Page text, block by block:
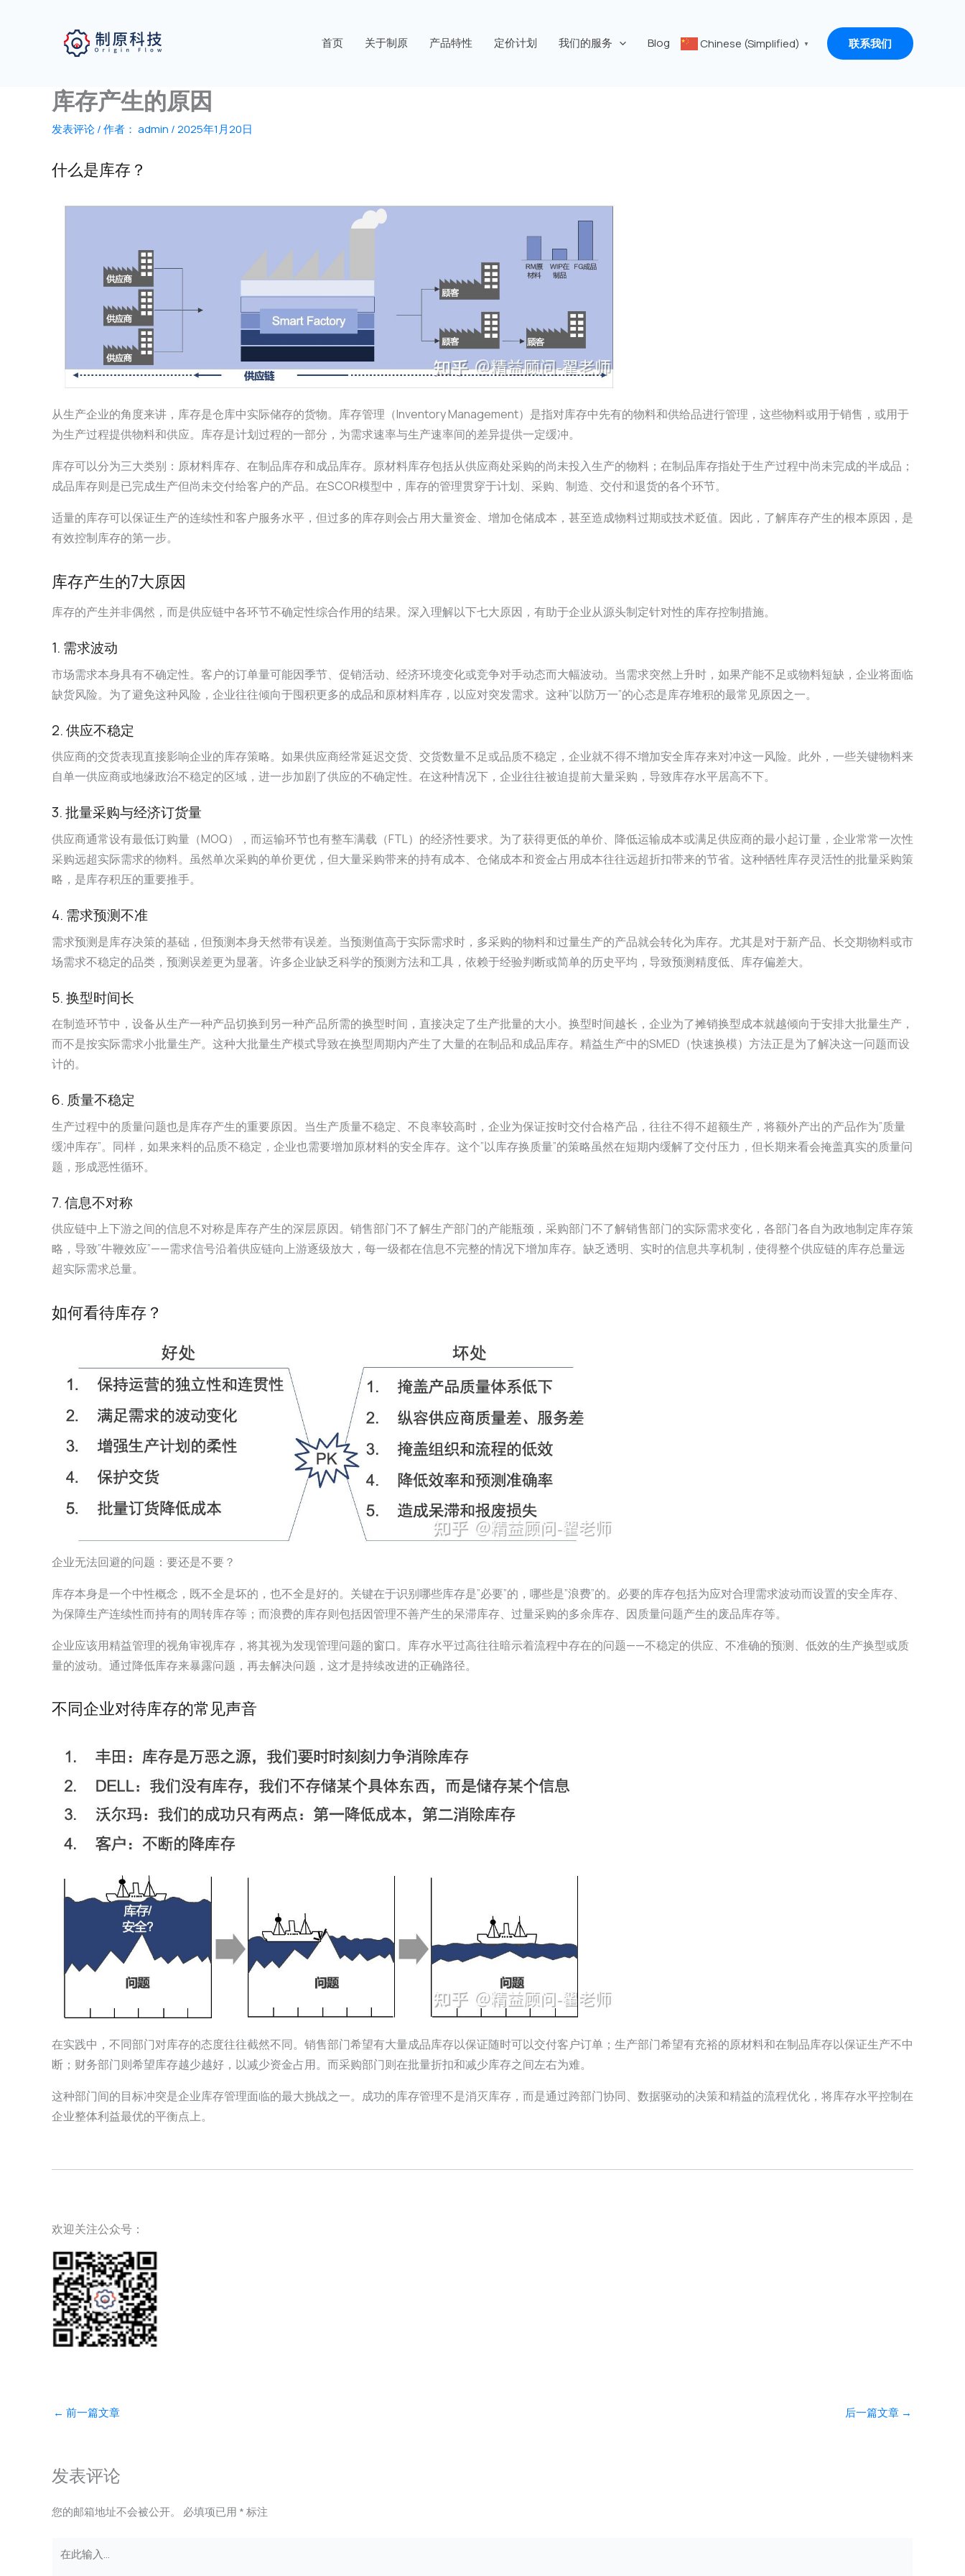
首页 关于制原 产品特性 定价计划 我们的服务 Blog Chinese (Simplified) ▼ 联系我们
库存产生的原因
发表评论/ 作者： admin /2025年1月20日
什么是库存？
从生产企业的角度来讲，库存是仓库中实际储存的货物。库存管理（Inventory Management）是指对库存中先有的物料和供给品进行管理，这些物料或用于销售，或用于
为生产过程提供物料和供应。库存是计划过程的一部分，为需求速率与生产速率间的差异提供一定缓冲。
库存可以分为三大类别：原材料库存、在制品库存和成品库存。原材料库存包括从供应商处采购的尚未投入生产的物料；在制品库存指处于生产过程中尚未完成的半成品；
成品库存则是已完成生产但尚未交付给客户的产品。在SCOR模型中，库存的管理贯穿于计划、采购、制造、交付和退货的各个环节。
适量的库存可以保证生产的连续性和客户服务水平，但过多的库存则会占用大量资金、增加仓储成本，甚至造成物料过期或技术贬值。因此，了解库存产生的根本原因，是
有效控制库存的第一步。
库存产生的7大原因
库存的产生并非偶然，而是供应链中各环节不确定性综合作用的结果。深入理解以下七大原因，有助于企业从源头制定针对性的库存控制措施。
1. 需求波动
市场需求本身具有不确定性。客户的订单量可能因季节、促销活动、经济环境变化或竞争对手动态而大幅波动。当需求突然上升时，如果产能不足或物料短缺，企业将面临
缺货风险。为了避免这种风险，企业往往倾向于囤积更多的成品和原材料库存，以应对突发需求。这种”以防万一”的心态是库存堆积的最常见原因之一。
2. 供应不稳定
供应商的交货表现直接影响企业的库存策略。如果供应商经常延迟交货、交货数量不足或品质不稳定，企业就不得不增加安全库存来对冲这一风险。此外，一些关键物料来
自单一供应商或地缘政治不稳定的区域，进一步加剧了供应的不确定性。在这种情况下，企业往往被迫提前大量采购，导致库存水平居高不下。
3. 批量采购与经济订货量
供应商通常设有最低订购量（MOQ），而运输环节也有整车满载（FTL）的经济性要求。为了获得更低的单价、降低运输成本或满足供应商的最小起订量，企业常常一次性
采购远超实际需求的物料。虽然单次采购的单价更优，但大量采购带来的持有成本、仓储成本和资金占用成本往往远超折扣带来的节省。这种牺牲库存灵活性的批量采购策
略，是库存积压的重要推手。
4. 需求预测不准
需求预测是库存决策的基础，但预测本身天然带有误差。当预测值高于实际需求时，多采购的物料和过量生产的产品就会转化为库存。尤其是对于新产品、长交期物料或市
场需求不稳定的品类，预测误差更为显著。许多企业缺乏科学的预测方法和工具，依赖于经验判断或简单的历史平均，导致预测精度低、库存偏差大。
5. 换型时间长
在制造环节中，设备从生产一种产品切换到另一种产品所需的换型时间，直接决定了生产批量的大小。换型时间越长，企业为了摊销换型成本就越倾向于安排大批量生产，
而不是按实际需求小批量生产。这种大批量生产模式导致在换型周期内产生了大量的在制品和成品库存。精益生产中的SMED（快速换模）方法正是为了解决这一问题而设
计的。
6. 质量不稳定
生产过程中的质量问题也是库存产生的重要原因。当生产质量不稳定、不良率较高时，企业为保证按时交付合格产品，往往不得不超额生产，将额外产出的产品作为”质量
缓冲库存”。同样，如果来料的品质不稳定，企业也需要增加原材料的安全库存。这个”以库存换质量”的策略虽然在短期内缓解了交付压力，但长期来看会掩盖真实的质量问
题，形成恶性循环。
7. 信息不对称
供应链中上下游之间的信息不对称是库存产生的深层原因。销售部门不了解生产部门的产能瓶颈，采购部门不了解销售部门的实际需求变化，各部门各自为政地制定库存策
略，导致”牛鞭效应”——需求信号沿着供应链向上游逐级放大，每一级都在信息不完整的情况下增加库存。缺乏透明、实时的信息共享机制，使得整个供应链的库存总量远
超实际需求总量。
如何看待库存？
企业无法回避的问题：要还是不要？
库存本身是一个中性概念，既不全是坏的，也不全是好的。关键在于识别哪些库存是”必要”的，哪些是”浪费”的。必要的库存包括为应对合理需求波动而设置的安全库存、
为保障生产连续性而持有的周转库存等；而浪费的库存则包括因管理不善产生的呆滞库存、过量采购的多余库存、因质量问题产生的废品库存等。
企业应该用精益管理的视角审视库存，将其视为发现管理问题的窗口。库存水平过高往往暗示着流程中存在的问题——不稳定的供应、不准确的预测、低效的生产换型或质
量的波动。通过降低库存来暴露问题，再去解决问题，这才是持续改进的正确路径。
不同企业对待库存的常见声音
在实践中，不同部门对库存的态度往往截然不同。销售部门希望有大量成品库存以保证随时可以交付客户订单；生产部门希望有充裕的原材料和在制品库存以保证生产不中
断；财务部门则希望库存越少越好，以减少资金占用。而采购部门则在批量折扣和减少库存之间左右为难。
这种部门间的目标冲突是企业库存管理面临的最大挑战之一。成功的库存管理不是消灭库存，而是通过跨部门协同、数据驱动的决策和精益的流程优化，将库存水平控制在
企业整体利益最优的平衡点上。
欢迎关注公众号：
← 前一篇文章 后一篇文章 →
发表评论
您的邮箱地址不会被公开。 必填项已用 *标注
此